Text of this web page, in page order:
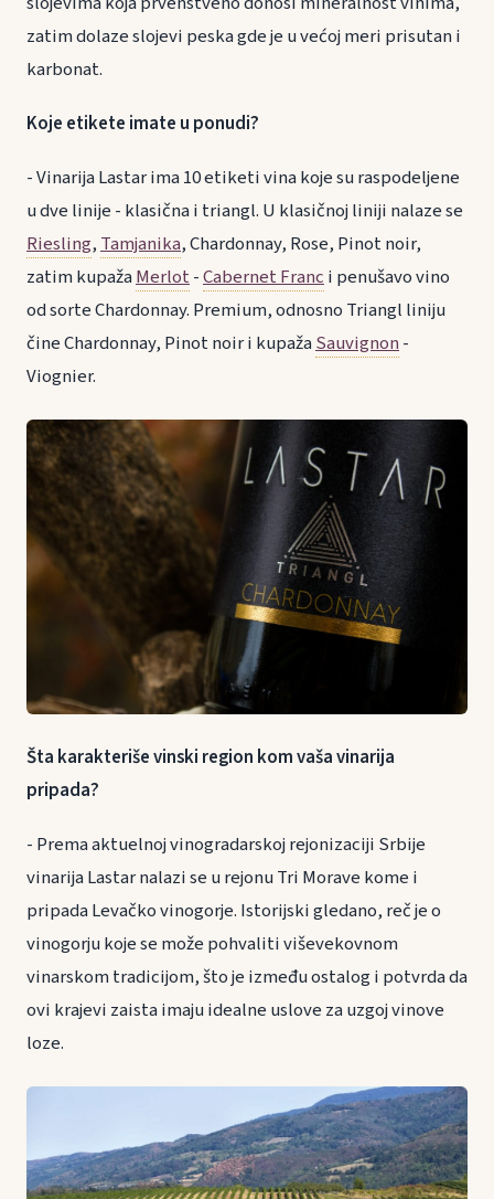
zatim dolaze slojevi peska gde je u većoj meri prisutan i
karbonat.
Koje etikete imate u ponudi?
- Vinarija Lastar ima 10 etiketi vina koje su raspodeljene
u dve linije - klasična i triangl. U klasičnoj liniji nalaze se
Riesling,Tamjanika, Chardonnay, Rose, Pinot noir,
zatim kupažaMerlot-Cabernet Franci penušavo vino
od sorte Chardonnay. Premium, odnosno Triangl liniju
čine Chardonnay, Pinot noir i kupažaSauvignon-
Viognier.
Šta karakteriše vinski region kom vaša vinarija
pripada?
- Prema aktuelnoj vinogradarskoj rejonizaciji Srbije
vinarija Lastar nalazi se u rejonu Tri Morave kome i
pripada Levačko vinogorje. Istorijski gledano, reč je o
vinogorju koje se može pohvaliti viševekovnom
vinarskom tradicijom, što je između ostalog i potvrda da
ovi krajevi zaista imaju idealne uslove za uzgoj vinove
loze.